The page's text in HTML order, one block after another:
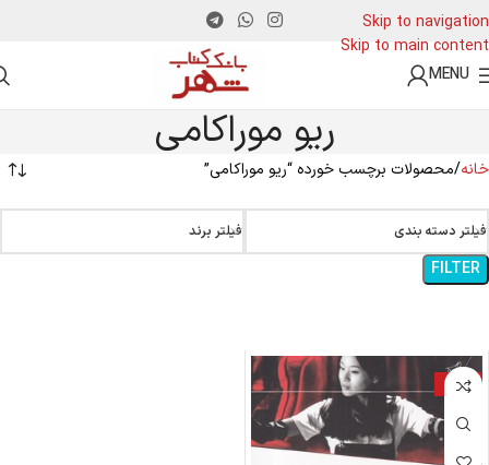
Skip to navigation
Skip to main content
MENU
ریو موراکامی
خانه محصولات برچسب خورده “ریو موراکامی”
فیلتر دسته بندی فیلتر برند
FILTER
-20%